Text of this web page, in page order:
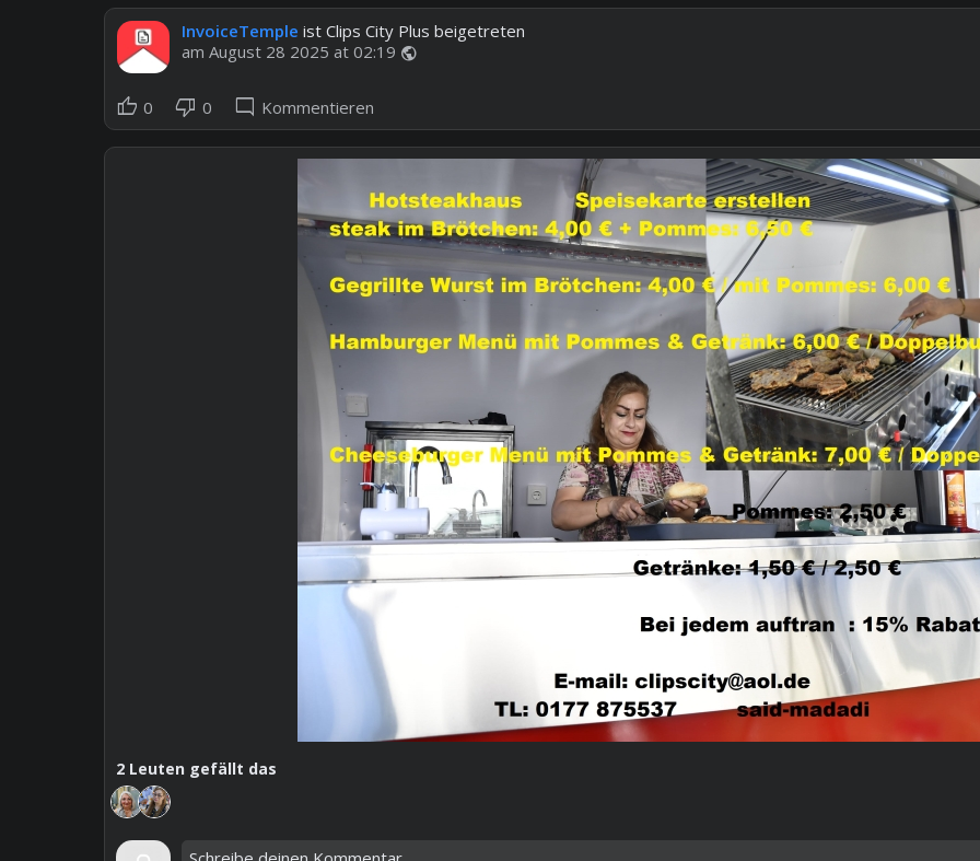
InvoiceTemple ist Clips City Plus beigetreten
am August 28 2025 at 02:19 public
thumb_up 0 thumb_down 0 mode_comment Kommentieren
2 Leuten gefällt das